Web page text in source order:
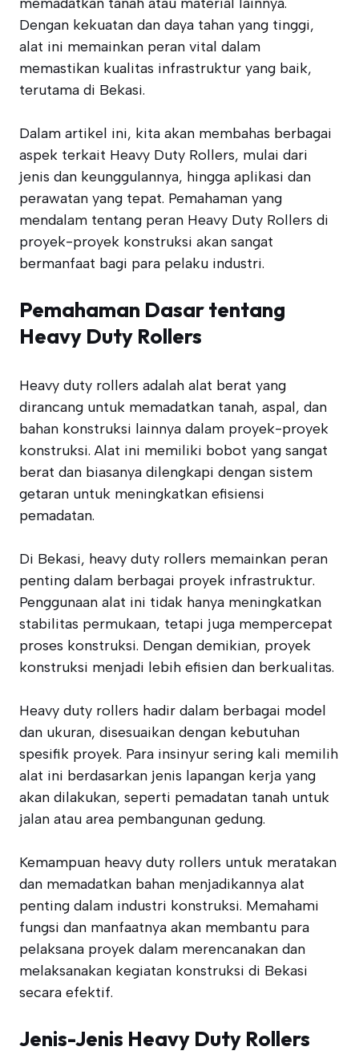
Dengan kekuatan dan daya tahan yang tinggi,
alat ini memainkan peran vital dalam
memastikan kualitas infrastruktur yang baik,
terutama di Bekasi.
Dalam artikel ini, kita akan membahas berbagai
aspek terkait Heavy Duty Rollers, mulai dari
jenis dan keunggulannya, hingga aplikasi dan
perawatan yang tepat. Pemahaman yang
mendalam tentang peran Heavy Duty Rollers di
proyek-proyek konstruksi akan sangat
bermanfaat bagi para pelaku industri.
Pemahaman Dasar tentang
Heavy Duty Rollers
Heavy duty rollers adalah alat berat yang
dirancang untuk memadatkan tanah, aspal, dan
bahan konstruksi lainnya dalam proyek-proyek
konstruksi. Alat ini memiliki bobot yang sangat
berat dan biasanya dilengkapi dengan sistem
getaran untuk meningkatkan efisiensi
pemadatan.
Di Bekasi, heavy duty rollers memainkan peran
penting dalam berbagai proyek infrastruktur.
Penggunaan alat ini tidak hanya meningkatkan
stabilitas permukaan, tetapi juga mempercepat
proses konstruksi. Dengan demikian, proyek
konstruksi menjadi lebih efisien dan berkualitas.
Heavy duty rollers hadir dalam berbagai model
dan ukuran, disesuaikan dengan kebutuhan
spesifik proyek. Para insinyur sering kali memilih
alat ini berdasarkan jenis lapangan kerja yang
akan dilakukan, seperti pemadatan tanah untuk
jalan atau area pembangunan gedung.
Kemampuan heavy duty rollers untuk meratakan
dan memadatkan bahan menjadikannya alat
penting dalam industri konstruksi. Memahami
fungsi dan manfaatnya akan membantu para
pelaksana proyek dalam merencanakan dan
melaksanakan kegiatan konstruksi di Bekasi
secara efektif.
Jenis-Jenis Heavy Duty Rollers